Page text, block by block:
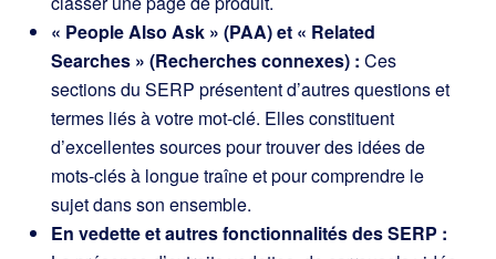
« People Also Ask » (PAA) et « Related
Searches » (Recherches connexes) : Ces
sections du SERP présentent d’autres questions et
termes liés à votre mot-clé. Elles constituent
d’excellentes sources pour trouver des idées de
mots-clés à longue traîne et pour comprendre le
sujet dans son ensemble.
En vedette et autres fonctionnalités des SERP :